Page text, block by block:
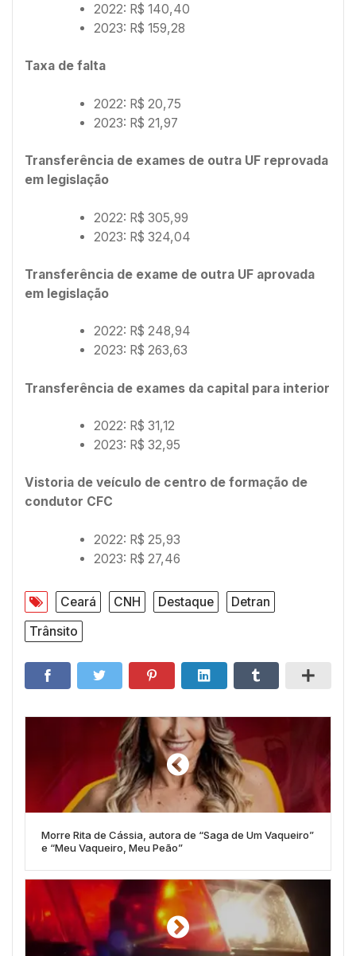
2022: R$ 140,40
2023: R$ 159,28
Taxa de falta
2022: R$ 20,75
2023: R$ 21,97
Transferência de exames de outra UF reprovada
em legislação
2022: R$ 305,99
2023: R$ 324,04
Transferência de exame de outra UF aprovada
em legislação
2022: R$ 248,94
2023: R$ 263,63
Transferência de exames da capital para interior
2022: R$ 31,12
2023: R$ 32,95
Vistoria de veículo de centro de formação de
condutor CFC
2022: R$ 25,93
2023: R$ 27,46
Ceará CNH Destaque
Detran
Trânsito
Morre Rita de Cássia, autora de “Saga de Um Vaqueiro”
e “Meu Vaqueiro, Meu Peão”